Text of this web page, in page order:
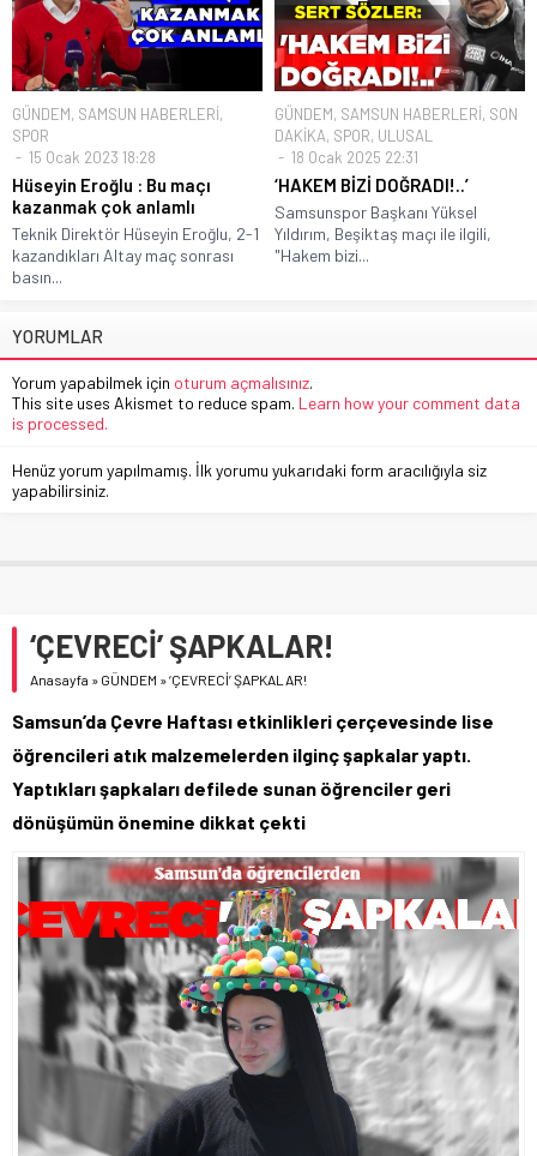
GÜNDEM, SAMSUN HABERLERİ,
SPOR
15 Ocak 2023 18:28
Hüseyin Eroğlu : Bu maçı
kazanmak çok anlamlı
Teknik Direktör Hüseyin Eroğlu, 2-1
kazandıkları Altay maç sonrası
basın...
GÜNDEM, SAMSUN HABERLERİ, SON
DAKİKA, SPOR, ULUSAL
18 Ocak 2025 22:31
‘HAKEM BİZİ DOĞRADI!..’
Samsunspor Başkanı Yüksel
Yıldırım, Beşiktaş maçı ile ilgili,
"Hakem bizi...
YORUMLAR
Yorum yapabilmek için oturum açmalısınız.
This site uses Akismet to reduce spam. Learn how your comment data
is processed.
Henüz yorum yapılmamış. İlk yorumu yukarıdaki form aracılığıyla siz
yapabilirsiniz.
‘ÇEVRECİ’ ŞAPKALAR!
Anasayfa » GÜNDEM »‘ÇEVRECİ’ ŞAPKALAR!
Samsun’da Çevre Haftası etkinlikleri çerçevesinde lise
öğrencileri atık malzemelerden ilginç şapkalar yaptı.
Yaptıkları şapkaları defilede sunan öğrenciler geri
dönüşümün önemine dikkat çekti